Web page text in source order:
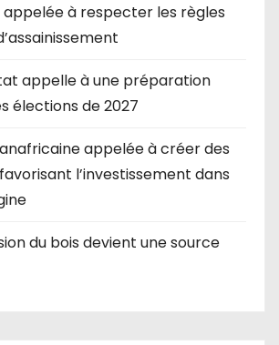
appelée à respecter les règles
appelle à une préparation
élections de 2027
appelée à créer des
l’investissement dans
du bois devient une source